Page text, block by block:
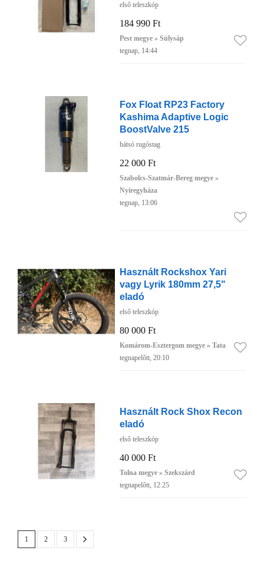
első teleszkóp
184 990 Ft
Pest megye » Sülysáp
tegnap, 14:44
Fox Float RP23 Factory
Kashima Adaptive Logic
BoostValve 215
hátsó rugóstag
22 000 Ft
Szabolcs-Szatmár-Bereg megye »
Nyíregyháza
tegnap, 13:06
Használt Rockshox Yari
vagy Lyrik 180mm 27,5"
eladó
első teleszkóp
80 000 Ft
Komárom-Esztergom megye » Tata
tegnapelőtt, 20:10
Használt Rock Shox Recon
eladó
első teleszkóp
40 000 Ft
Tolna megye » Szekszárd
tegnapelőtt, 12:25
1 2 3